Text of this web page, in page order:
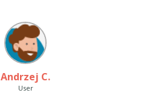
Andrzej C.
User